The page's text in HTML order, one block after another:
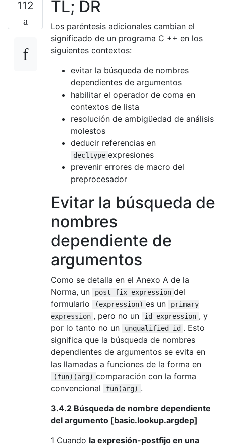
112 TL; DR
Los paréntesis adicionales cambian el
significado de un programa C ++ en los
siguientes contextos:
evitar la búsqueda de nombres
dependientes de argumentos
habilitar el operador de coma en
contextos de lista
resolución de ambigüedad de análisis
molestos
deducir referencias en
decltype expresiones
prevenir errores de macro del
preprocesador
Evitar la búsqueda de
nombres
dependiente de
argumentos
Como se detalla en el Anexo A de la
Norma, un
post-fix expression del
formulario
(expression) es un
primary
expression , pero no un id-expression , y
por lo tanto no un
unqualified-id . Esto
significa que la búsqueda de nombres
dependientes de argumentos se evita en
las llamadas a funciones de la forma en
(fun)(arg) comparación con la forma
convencional
fun(arg) .
3.4.2 Búsqueda de nombre dependiente
del argumento [basic.lookup.argdep]
1 Cuando la expresión-postfijo en una